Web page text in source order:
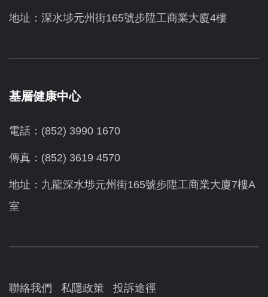
地址：深水埗元州街165號步陞工商業大廈4樓
基層健康中心
電話：(852) 3990 1670
傳真：(852) 3619 4570
地址：九龍深水埗元州街165號步陞工商業大廈7樓A
室
聯絡我們 私隱政策 投訴途徑